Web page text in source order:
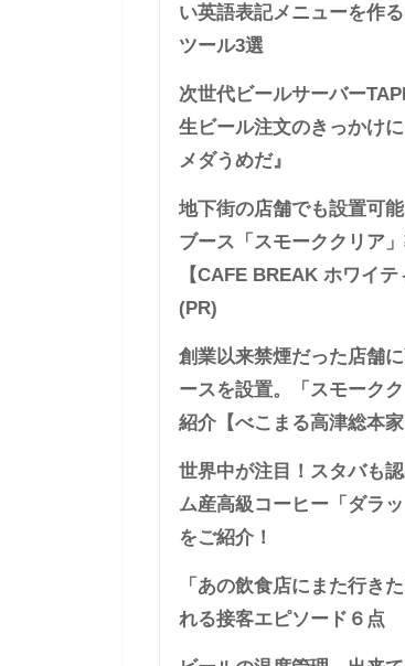
い英語表記メニューを作
ツール3選
次世代ビールサーバー
生ビール注文のきっかけ
メダうめだ』
地下街の店舗でも設置可
ブース「スモーククリア
【CAFE BREAK ホワイテ
(PR)
創業以来禁煙だった店舗
ースを設置。「スモーク
紹介【べこまる高津総本
世界中が注目！スタバも
ム産高級コーヒー「ダラッ
をご紹介！
「あの飲食店にまた行き
れる接客エピソード６点